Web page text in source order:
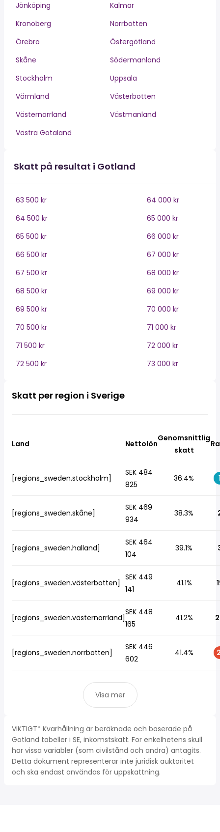
Jönköping
Kalmar
Kronoberg
Norrbotten
Örebro
Östergötland
Skåne
Södermanland
Stockholm
Uppsala
Värmland
Västerbotten
Västernorrland
Västmanland
Västra Götaland
Skatt på resultat i Gotland
63 500 kr
64 000 kr
64 500 kr
65 000 kr
65 500 kr
66 000 kr
66 500 kr
67 000 kr
67 500 kr
68 000 kr
68 500 kr
69 000 kr
69 500 kr
70 000 kr
70 500 kr
71 000 kr
71 500 kr
72 000 kr
72 500 kr
73 000 kr
Skatt per region i Sverige
Land Nettolön
Genomsnittlig
skatt
[regions_sweden.stockholm]
SEK 484
825
36.4%
[regions_sweden.skåne]
SEK 469
934
38.3%
[regions_sweden.halland]
SEK 464
104
39.1%
[regions_sweden.västerbotten]
SEK 449
141
41.1%
[regions_sweden.västernorrland]
SEK 448
165
41.2%
[regions_sweden.norrbotten]
SEK 446
602
41.4%
Visa mer
VIKTIGT* Kvarhållning är beräknade och baserade på
Gotland tabeller i SE, inkomstskatt. For enkelhetens skull
har vissa variabler (som civilstånd och andra) antagits.
Detta dokument representerar inte juridisk auktoritet
och ska endast användas för uppskattning.